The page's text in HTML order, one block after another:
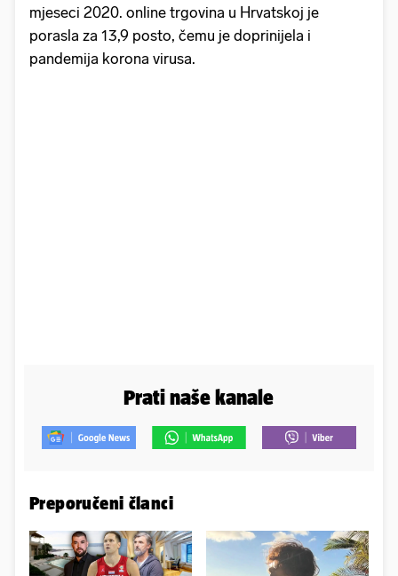
mjeseci 2020. online trgovina u Hrvatskoj je
porasla za 13,9 posto, čemu je doprinijela i
pandemija korona virusa.
Prati naše kanale
Preporučeni članci